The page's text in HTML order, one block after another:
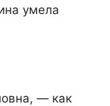
умела
— как